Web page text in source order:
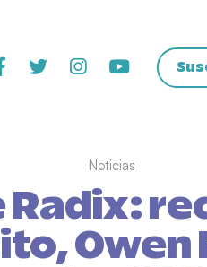
Noticias
Radix:
Owen